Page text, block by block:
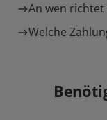
An wen
Welche